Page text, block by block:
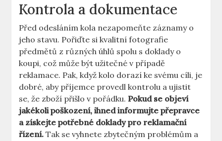
Kontrola a dokumentace
Před odesláním kola nezapomeňte záznamy o
jeho stavu. Pořiďte si kvalitní fotografie
předmětů z různých úhlů spolu s doklady o
koupi, což může být užitečné v případě
reklamace. Pak, když kolo dorazí ke svému cíli, je
dobré, aby příjemce provedl kontrolu a ujistit
se, že zboží přišlo v pořádku.Pokud se objeví
jakékoli poškození, ihned informujte přepravce
a získejte potřebné doklady pro reklamační
řízení. Tak se vyhnete zbytečným problémům a